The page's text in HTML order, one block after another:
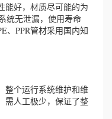
好，材质尽可能的为
统无泄漏，使用寿命
、PPR管材采用国内知
个运行系统维护和维
需人工极少，保证了整